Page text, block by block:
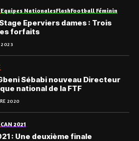
Equipes NationalesFlashFootball Féminin
Eperviers dames : Trois
forfaits
2023
Sébabi nouveau Directeur
national de la FTF
2020
CAN 2021
: Une deuxième finale